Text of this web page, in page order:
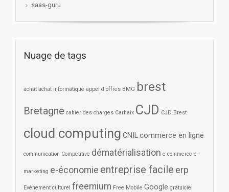
saas-guru
Nuage de tags
achat achat informatique appel d'offres BMG brest
Bretagne cahier des charges Carhaix CJD CJD Brest
cloud computing CNILcommerce en ligne
communication Compétitive dématérialisation e-commerce e-
marketing e-économie entreprise facile erp
Evénement culturel freemium Free Mobile Google gratuiciel